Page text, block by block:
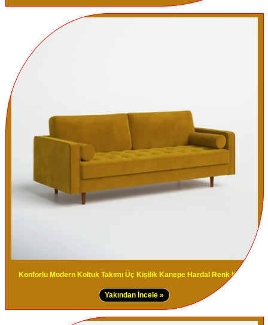
Konforlu Modern Koltuk Takımı Üç Kişilik Kanepe Hardal Renk Koltuk
Yakından İncele »